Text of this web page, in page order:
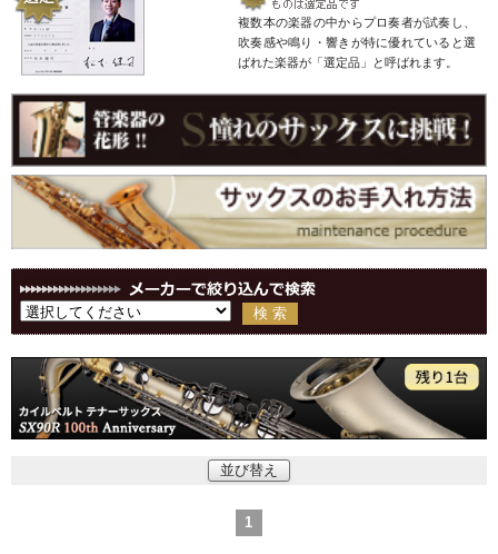
複数本の楽器の中からプロ奏者が試奏し、
吹奏感や鳴り・響きが特に優れていると選
ばれた楽器が「選定品」と呼ばれます。
並び替え
1